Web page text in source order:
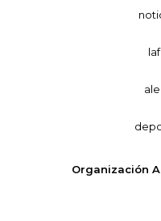
Organización